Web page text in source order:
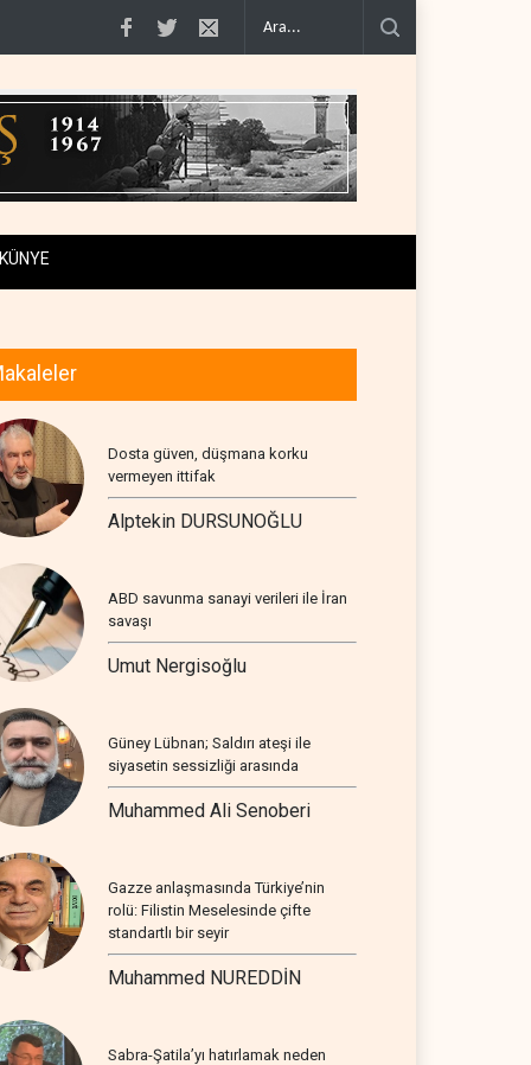
İsraillilerin beşte biri ülkeyi terk etmeyi düşünüyor..
KÜNYE
Dosta güven, düşmana korku
vermeyen ittifak
Alptekin DURSUNOĞLU
ABD savunma sanayi verileri ile İran
savaşı
Umut Nergisoğlu
Güney Lübnan; Saldırı ateşi ile
siyasetin sessizliği arasında
Muhammed Ali Senoberi
Gazze anlaşmasında Türkiye’nin
rolü: Filistin Meselesinde çifte
standartlı bir seyir
Muhammed NUREDDİN
Sabra-Şatila’yı hatırlamak neden